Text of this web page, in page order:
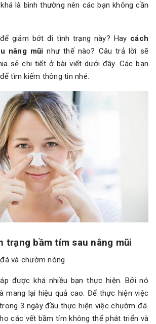
là bình thường nên các bạn không cần
giảm bớt đi tình trạng này? Hay cách
nâng mũi như thế nào? Câu trả lời sẽ
sẻ chi tiết ở bài viết dưới đây. Các bạn
tìm kiếm thông tin nhé.
trạng bầm tím sau nâng mũi
và chườm nóng
được khá nhiều bạn thực hiện. Bởi nó
mang lại hiệu quả cao. Để thực hiện việc
3 ngày đầu thực hiện việc chườm đá.
các vết bầm tím không thể phát triển và